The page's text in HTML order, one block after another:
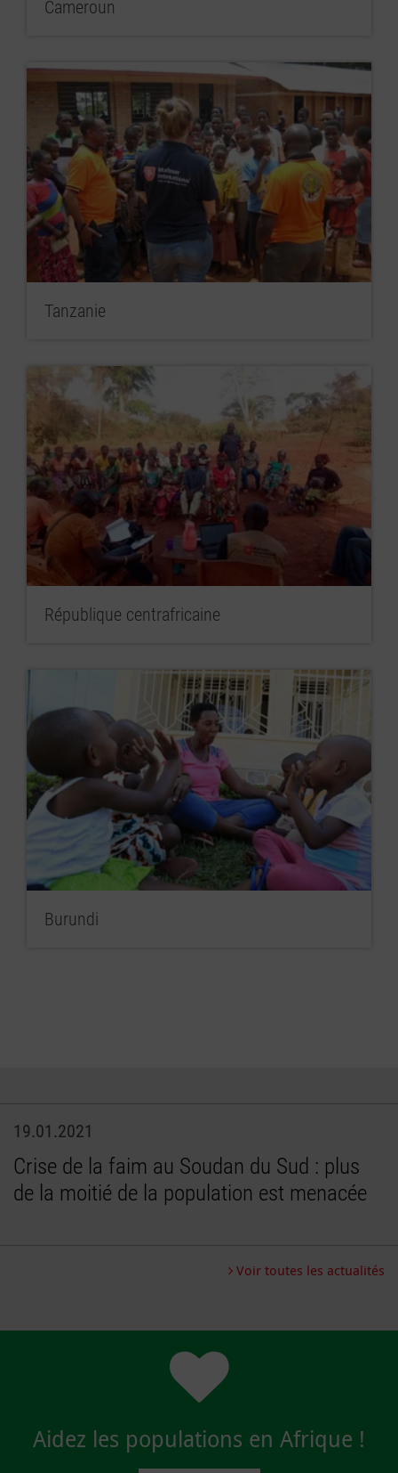
Cameroun
Tanzanie
République centrafricaine
Burundi
19.01.2021
Crise de la faim au Soudan du Sud : plus
de la moitié de la population est menacée
Voir toutes les actualités
Aidez les populations en Afrique !